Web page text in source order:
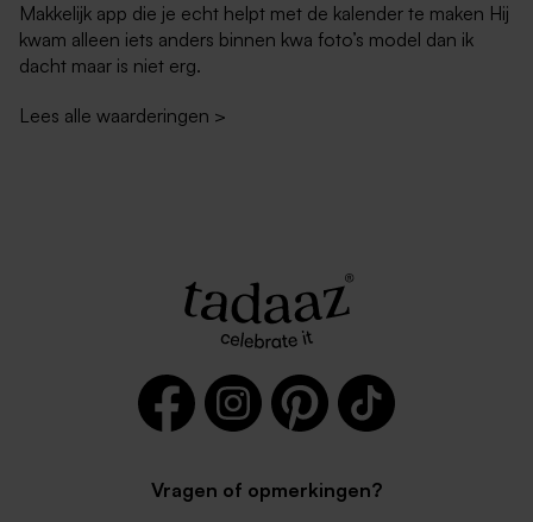
Makkelijk app die je echt helpt met de kalender te maken Hij
kwam alleen iets anders binnen kwa foto’s model dan ik
dacht maar is niet erg.
Lees alle waarderingen >
Vragen of opmerkingen?